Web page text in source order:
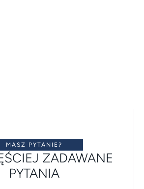
MASZ PYTANIE?
ZADAWANE
PYTANIA